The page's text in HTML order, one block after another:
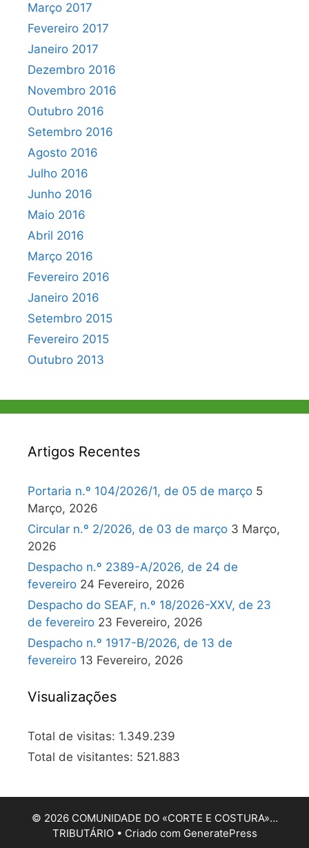
Março 2017
Fevereiro 2017
Janeiro 2017
Dezembro 2016
Novembro 2016
Outubro 2016
Setembro 2016
Agosto 2016
Julho 2016
Junho 2016
Maio 2016
Abril 2016
Março 2016
Fevereiro 2016
Janeiro 2016
Setembro 2015
Fevereiro 2015
Outubro 2013
Artigos Recentes
Portaria n.º 104/2026/1, de 05 de março 5
Março, 2026
Circular n.º 2/2026, de 03 de março 3 Março,
2026
Despacho n.º 2389-A/2026, de 24 de
fevereiro 24 Fevereiro, 2026
Despacho do SEAF, n.º 18/2026-XXV, de 23
de fevereiro 23 Fevereiro, 2026
Despacho n.º 1917-B/2026, de 13 de
fevereiro 13 Fevereiro, 2026
Visualizações
Total de visitas: 1.349.239
Total de visitantes: 521.883
© 2026 COMUNIDADE DO «CORTE E COSTURA»…
TRIBUTÁRIO• Criado com GeneratePress